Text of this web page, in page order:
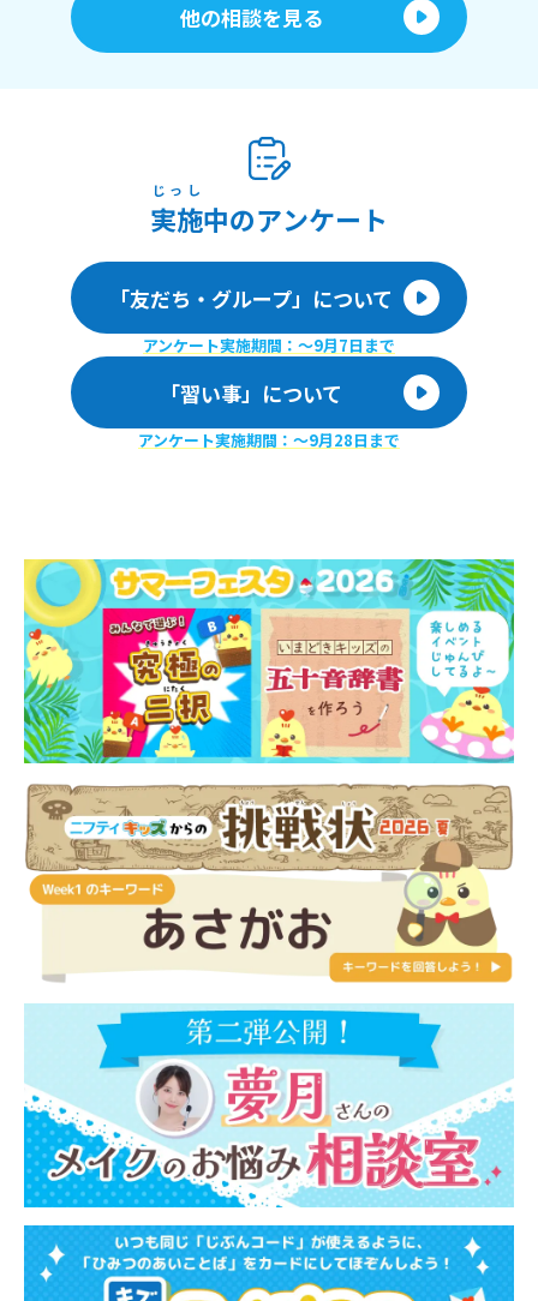
他の相談を見る
実施
じっし
中のアンケート
「友だち・グループ」について
アンケート実施期間：〜9月7日まで
「習い事」について
アンケート実施期間：〜9月28日まで